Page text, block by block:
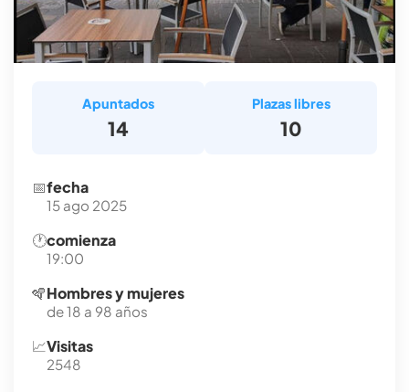
Apuntados
14
Plazas libres
10
📅fecha
15 ago 2025
🕐comienza
19:00
🪇Hombres y mujeres
de 18 a 98 años
📈Visitas
2548